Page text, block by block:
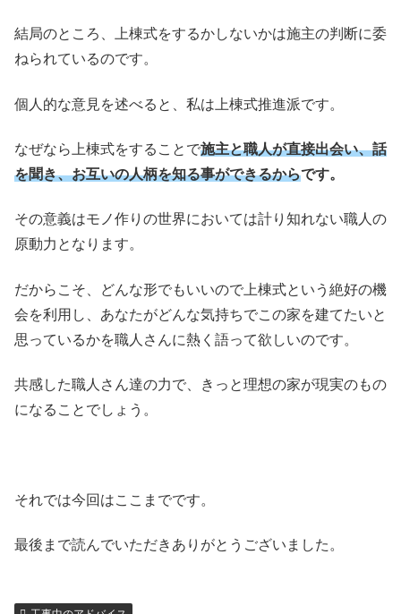
結局のところ、上棟式をするかしないかは施主の判断に委
ねられているのです。
個人的な意見を述べると、私は上棟式推進派です。
なぜなら上棟式をすることで施主と職人が直接出会い、話
を聞き、お互いの人柄を知る事ができるからです。
その意義はモノ作りの世界においては計り知れない職人の
原動力となります。
だからこそ、どんな形でもいいので上棟式という絶好の機
会を利用し、あなたがどんな気持ちでこの家を建てたいと
思っているかを職人さんに熱く語って欲しいのです。
共感した職人さん達の力で、きっと理想の家が現実のもの
になることでしょう。
それでは今回はここまでです。
最後まで読んでいただきありがとうございました。